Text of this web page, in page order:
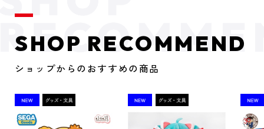
SHOP RECOMMEND
ショップからのおすすめの商品